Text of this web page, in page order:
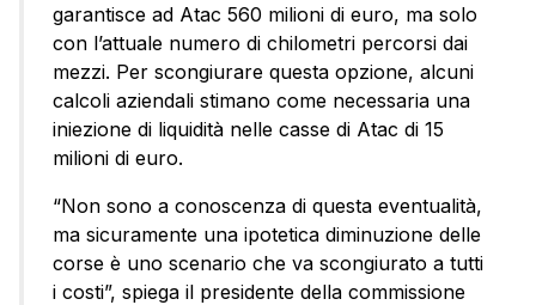
garantisce ad Atac 560 milioni di euro, ma solo
con l’attuale numero di chilometri percorsi dai
mezzi. Per scongiurare questa opzione, alcuni
calcoli aziendali stimano come necessaria una
iniezione di liquidità nelle casse di Atac di 15
milioni di euro.
“Non sono a conoscenza di questa eventualità,
ma sicuramente una ipotetica diminuzione delle
corse è uno scenario che va scongiurato a tutti
i costi”, spiega il presidente della commissione